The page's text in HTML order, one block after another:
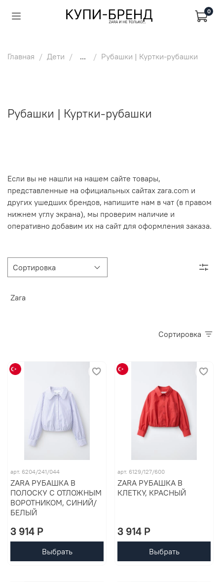
0
Главная Дети ... Рубашки | Куртки-рубашки
Рубашки | Куртки-рубашки
Если вы не нашли на нашем сайте товары,
представленные на официальных сайтах zara.com и
других ушедших брендов, напишите нам в чат (в правом
нижнем углу экрана), мы проверим наличие и
оперативно добавим их на сайт для оформления заказа.
Zara
Сортировка
арт. 6204/241/044
ZARA РУБАШКА В
ПОЛОСКУ С ОТЛОЖНЫМ
ВОРОТНИКОМ, СИНИЙ/
БЕЛЫЙ
3 914 P
Выбрать
арт. 6129/127/600
ZARA РУБАШКА В
КЛЕТКУ, КРАСНЫЙ
3 914 P
Выбрать